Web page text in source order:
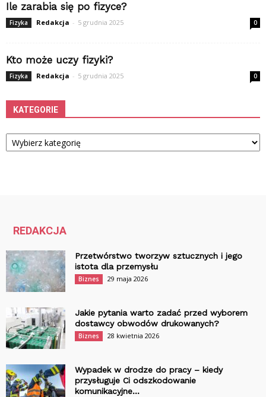
Ile zarabia się po fizyce?
Fizyka Redakcja - 5 grudnia 2025 0
Kto może uczy fizyki?
Fizyka Redakcja - 5 grudnia 2025 0
KATEGORIE
Kategorie
REDAKCJA
Przetwórstwo tworzyw sztucznych i jego
istota dla przemysłu
Biznes 29 maja 2026
Jakie pytania warto zadać przed wyborem
dostawcy obwodów drukowanych?
Biznes 28 kwietnia 2026
Wypadek w drodze do pracy – kiedy
przysługuje Ci odszkodowanie
komunikacyjne...